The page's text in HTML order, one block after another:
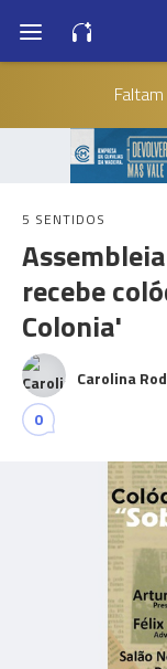
Faltam
5 SENTIDOS
recebe
Colonia'
Carolina
0